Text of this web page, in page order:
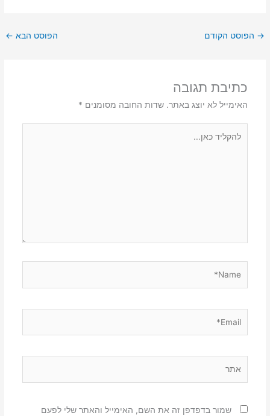
→ הפוסט הקודם הפוסט הבא ←
כתיבת תגובה
האימייל לא יוצג באתר. שדות החובה מסומנים *
כאן...
שמור בדפדפן זה את השם, האימייל והאתר שלי לפעם